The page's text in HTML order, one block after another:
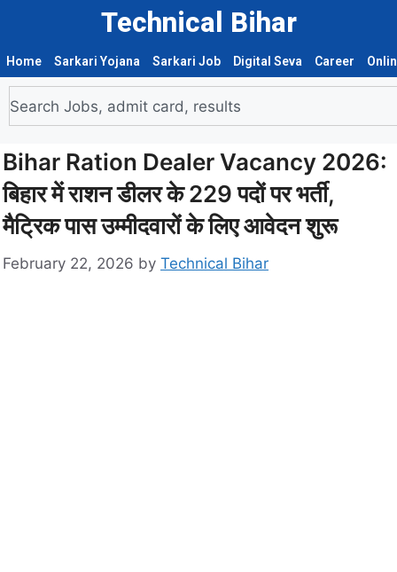
Technical Bihar
Home Sarkari Yojana Sarkari Job Digital Seva Career
Bihar Ration Dealer Vacancy 2026:
बिहार में राशन डीलर के 229 पदों पर भर्ती,
मैट्रिक पास उम्मीदवारों के लिए आवेदन शुरू
February 22, 2026 by Technical Bihar